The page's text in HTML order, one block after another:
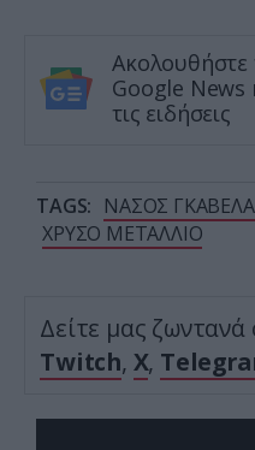
Ακολουθήστε
Google News
τις ειδήσεις
TAGS: ΝΑΣΟΣ
ΧΡΥΣΟ ΜΕΤΑΛΛΙΟ
Δείτε μας ζωντανά
Twitch, X,